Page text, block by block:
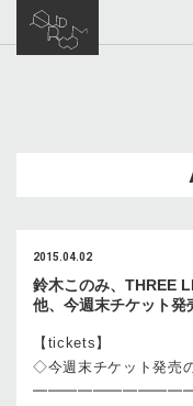
2015.04.02
鈴木このみ、THREE
他、今週末チケット発
【tickets】
◇今週末チケット発売